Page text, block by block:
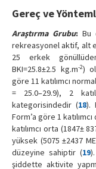
Gereç ve
Araştırma Grubu: Bu
rekreasyonel aktif, alt
25 erkek
BKI=25.8±2.5 kg.m-2)
göre 11 katılımcı
= 25.0–29.9), 2
kategorisindedir (18).
Form’a göre 1
katılımcı orta (1847±
yüksek (5075 ±2437
düzeyine sahiptir (19
şiddette aktivite